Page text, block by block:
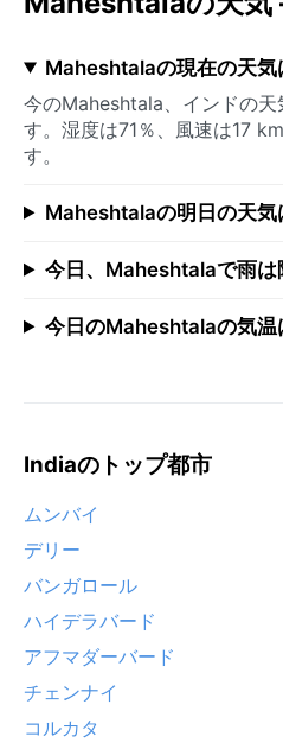
Maheshtalaの現在の天気
今のMaheshtala、インドの
す。湿度は71％、風速は17
す。
Maheshtalaの明日の天気
今日、Maheshtalaで雨は
今日のMaheshtalaの気温
Indiaのトップ都市
ムンバイ
デリー
バンガロール
ハイデラバード
アフマダーバード
チェンナイ
コルカタ